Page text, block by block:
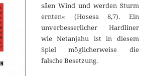
säen Wind und werden Sturm
ernten« (Hosesa 8,7). Ein
unverbesserlicher Hardliner
wie Netanjahu ist in diesem
Spiel möglicherweise die
falsche Besetzung.